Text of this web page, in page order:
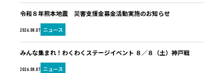
2026.08.07 ニュース
令和８年熊本地震 災害支援金募金活動実施のお知らせ
2026.08.07 ニュース
みんな集まれ！わくわくステージイベント ８／８（土）神戸戦